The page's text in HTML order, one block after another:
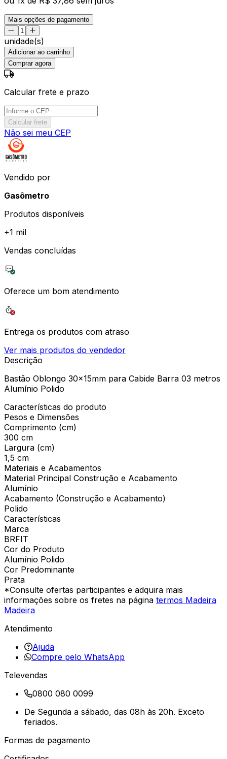
Mais opções de pagamento
unidade(s)
Adicionar ao carrinho
Comprar agora
Calcular frete e prazo
Calcular frete
Não sei meu CEP
Vendido por
Gasômetro
Produtos disponíveis
+1 mil
Vendas concluídas
Oferece um bom atendimento
Entrega os produtos com atraso
Ver mais produtos do vendedor
Descrição
Bastão Oblongo 30x15mm para Cabide Barra 03 metros
Alumínio Polido
Características do produto
Pesos e Dimensões
Comprimento (cm)
300 cm
Largura (cm)
1,5 cm
Materiais e Acabamentos
Material Principal Construção e Acabamento
Alumínio
Acabamento (Construção e Acabamento)
Polido
Características
Marca
BRFIT
Cor do Produto
Alumínio Polido
Cor Predominante
Prata
*Consulte ofertas participantes e adquira mais
informações sobre os fretes na página termos Madeira
Madeira
Atendimento
Ajuda
Compre pelo WhatsApp
Televendas
0800 080 0099
De Segunda a sábado, das 08h às 20h. Exceto
feriados.
Formas de pagamento